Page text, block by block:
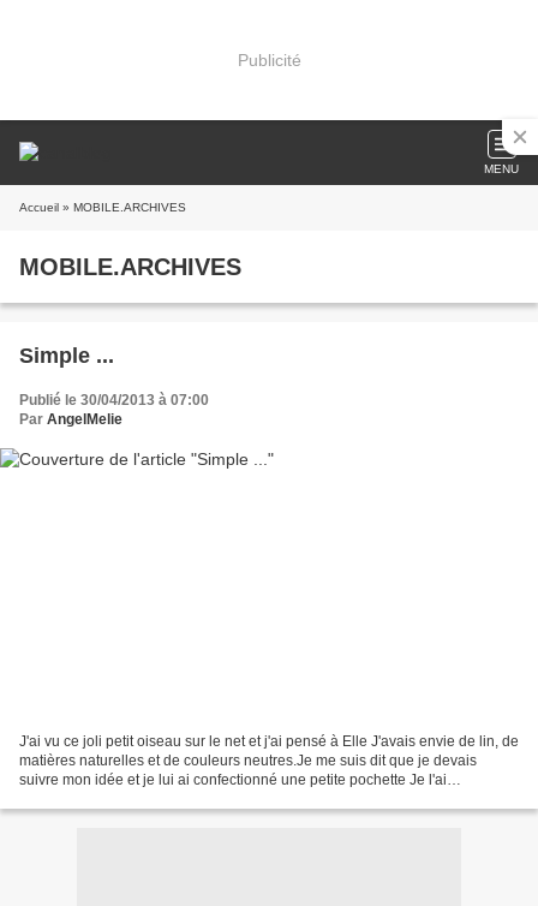
Publicité
MENU
Accueil » MOBILE.ARCHIVES
MOBILE.ARCHIVES
Simple ...
Publié le 30/04/2013 à 07:00
Par AngelMelie
J'ai vu ce joli petit oiseau sur le net et j'ai pensé à Elle J'avais envie de lin, de
matières naturelles et de couleurs neutres.Je me suis dit que je devais
suivre mon idée et je lui ai confectionné une petite pochette Je l'ai